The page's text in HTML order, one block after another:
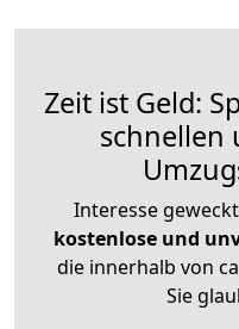
Zeit ist Geld:
schnellen
Interesse
kostenlose und
die innerhalb von
Sie